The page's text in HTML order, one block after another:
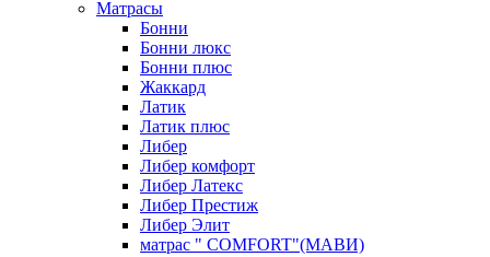
Матрасы
Бонни
Бонни люкс
Бонни плюс
Жаккард
Латик
Латик плюс
Либер
Либер комфорт
Либер Латекс
Либер Престиж
Либер Элит
матрас " COMFORT"(МАВИ)